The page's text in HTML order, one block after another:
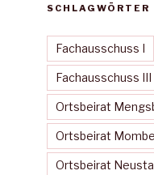
SCHLAGWÖRTER
Fachausschuss I
Fachausschuss III
Ortsbeirat
Ortsbeirat
Ortsbeirat